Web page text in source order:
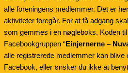
alle foreningens medlemmer. Det er
aktiviteter foregår. For at få adgang
som gemmes i en nøgleboks. Koden
Facebookgruppen “Einjernerne –
alle registrerede medlemmer kan blive
Facebook, eller ønsker du ikke at